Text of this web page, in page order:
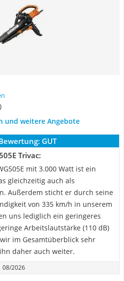
)
und weitere Angebote
GUT
Trivac:
mit 3.000 Watt ist ein
gleichzeitig auch als
Außerdem sticht er durch seine
von 335 km/h in unserem
uns lediglich ein geringeres
Arbeitslautstärke (110 dB)
im Gesamtüberblick sehr
daher auch weiter.
08/2026